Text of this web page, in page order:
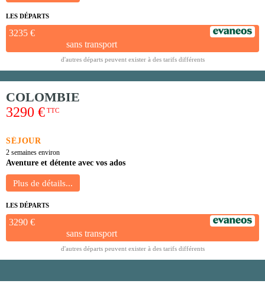
LES DÉPARTS
3235 €
sans transport
d'autres départs peuvent exister à des tarifs différents
COLOMBIE
3290 € TTC
SÉJOUR
2 semaines environ
Aventure et détente avec vos ados
LES DÉPARTS
3290 €
sans transport
d'autres départs peuvent exister à des tarifs différents